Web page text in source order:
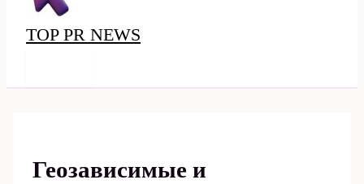
содержимому
TOP PR NEWS
Геозависимые и